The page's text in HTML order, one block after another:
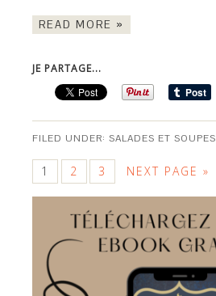
READ MORE »
JE PARTAGE...
FILED UNDER:SALADES ET SOUPES
1 2 3 NEXT PAGE »